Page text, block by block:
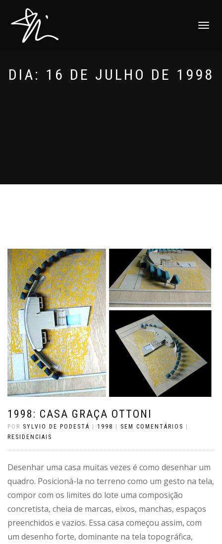
ALTERNAR
DIA: 16 DE JULHO DE 1998
1998: CASA GRAÇA OTTONI
POR SYLVIO DE PODESTÁ | 1998 | SEM COMENTÁRIOS |
RESIDENCIAIS
Desenhar uma casa muitas vezes é como desenhar um
quadro. Posicioná-la no terreno como um gesto na tela,
compor com os limites do lote uma composição
concretista, cheia de marcas, eixos, manchas, espaços
preenchidos e vazios. Essa casa começou assim, com
um desenho forte, dominante na tela topográfica,